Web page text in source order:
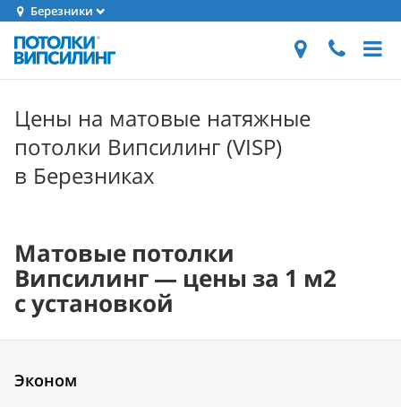
Березники
Цены на матовые натяжные
потолки Випсилинг (VISP)
в Березниках
Матовые потолки
Випсилинг — цены за 1 м2
с установкой
Эконом